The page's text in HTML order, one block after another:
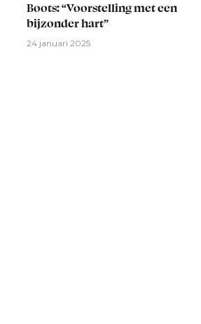
Boots: “Voorstelling met een
bijzonder hart”
24 januari 2025